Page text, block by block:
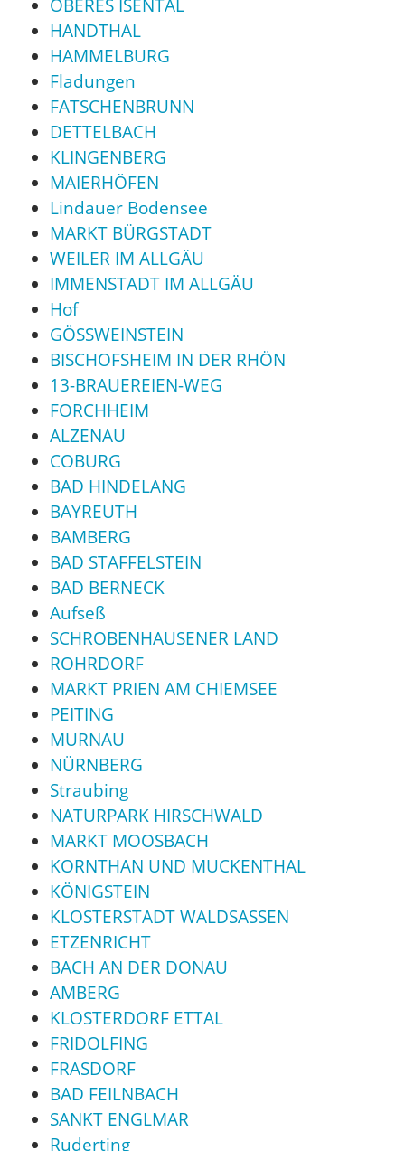
OBERES ISENTAL
HANDTHAL
HAMMELBURG
Fladungen
FATSCHENBRUNN
DETTELBACH
KLINGENBERG
MAIERHÖFEN
Lindauer Bodensee
MARKT BÜRGSTADT
WEILER IM ALLGÄU
IMMENSTADT IM ALLGÄU
Hof
GÖSSWEINSTEIN
BISCHOFSHEIM IN DER RHÖN
13-BRAUEREIEN-WEG
FORCHHEIM
ALZENAU
COBURG
BAD HINDELANG
BAYREUTH
BAMBERG
BAD STAFFELSTEIN
BAD BERNECK
Aufseß
SCHROBENHAUSENER LAND
ROHRDORF
MARKT PRIEN AM CHIEMSEE
PEITING
MURNAU
NÜRNBERG
Straubing
NATURPARK HIRSCHWALD
MARKT MOOSBACH
KORNTHAN UND MUCKENTHAL
KÖNIGSTEIN
KLOSTERSTADT WALDSASSEN
ETZENRICHT
BACH AN DER DONAU
AMBERG
KLOSTERDORF ETTAL
FRIDOLFING
FRASDORF
BAD FEILNBACH
SANKT ENGLMAR
Ruderting